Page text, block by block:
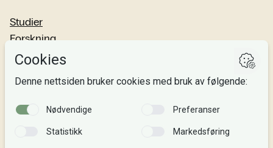
Studier
Forskning
Om oss
Si fra!